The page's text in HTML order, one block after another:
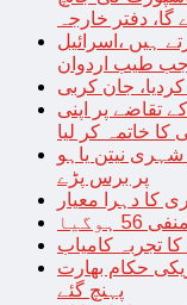
گا، دفتر خارجہ
ہیں ،اسرائیل
طیب اردوان
جان کربی
کے تقاضے پر اپنی
کا خاتمہ کر لیا
نیتن یاہو
پر برس پڑے
کا دہرا معیار
کا تجربہ کامیاب
حکام بھارت
پہنچ گئے